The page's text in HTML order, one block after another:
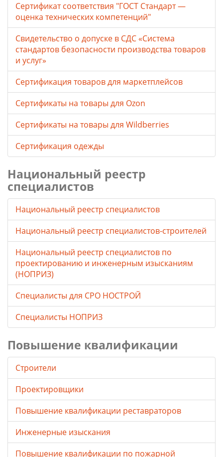
Сертификат соответствия "ГОСТ Стандарт —
оценка технических компетенций"
Свидетельство о допуске в СДС «Система
стандартов безопасности производства товаров
и услуг»
Сертификация товаров для маркетплейсов
Cертификаты на товары для Ozon
Cертификаты на товары для Wildberries
Сертификация одежды
Национальный реестр
специалистов
Национальный реестр специалистов
Национальный реестр специалистов-строителей
Национальный реестр специалистов по
проектированию и инженерным изысканиям
(НОПРИЗ)
Специалисты для СРО НОСТРОЙ
Специалисты НОПРИЗ
Повышение квалификации
Строители
Проектировщики
Повышение квалификации реставраторов
Инженерные изыскания
Повышение квалификации по пожарной